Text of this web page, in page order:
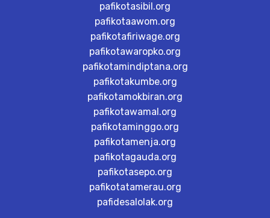
pafikotasibil.org
pafikotaawom.org
pafikotafiriwage.org
pafikotawaropko.org
pafikotamindiptana.org
pafikotakumbe.org
pafikotamokbiran.org
pafikotawamal.org
pafikotaminggo.org
pafikotamenja.org
pafikotagauda.org
pafikotasepo.org
pafikotatamerau.org
pafidesalolak.org